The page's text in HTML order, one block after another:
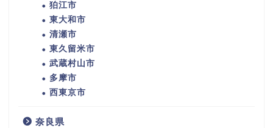
狛江市
東大和市
清瀬市
東久留米市
武蔵村山市
多摩市
西東京市
奈良県